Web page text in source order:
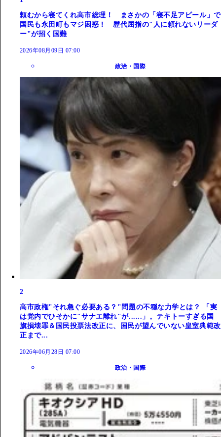
頼むから寝てくれ高市総理！ まさかの「寝不足アピール」で
国民も永田町もマジ困惑！ 歴代屈指の"人に頼れないリーダ
ー"が招く国難
2026年08月09日 07:00
政治・国際
2
高市政権"それ急ぐ必要ある？"問題の不穏な力学とは？ 「実
は党内でひそかに"サナエ離れ"が......」。テキトーすぎる国
旗損壊罪＆国民投票法改正に、国民が望んでいない皇室典範改
正まで...
2026年06月28日 07:00
政治・国際